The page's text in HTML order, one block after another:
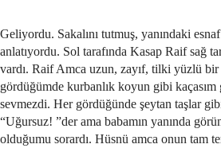
Geliyordu. Sakalını tutmuş, yanındaki
anlatıyordu. Sol tarafında Kasap Raif sağ
vardı. Raif Amca uzun, zayıf, tilki yüzlü bir
gördüğümde kurbanlık koyun gibi
sevmezdi. Her gördüğünde şeytan taşlar
“Uğursuz! ”der ama babamın yanında
olduğumu sorardı. Hüsnü amca onun tam